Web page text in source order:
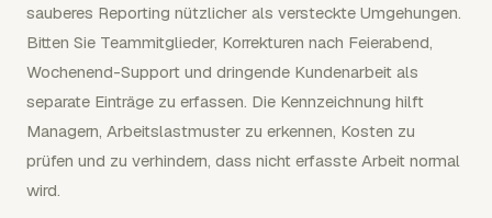
sauberes Reporting nützlicher als versteckte Umgehungen.
Bitten Sie Teammitglieder, Korrekturen nach Feierabend,
Wochenend-Support und dringende Kundenarbeit als
separate Einträge zu erfassen. Die Kennzeichnung hilft
Managern, Arbeitslastmuster zu erkennen, Kosten zu
prüfen und zu verhindern, dass nicht erfasste Arbeit normal
wird.